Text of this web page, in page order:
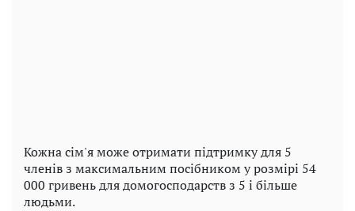
Кожна сім'я може отримати підтримку для 5
членів з максимальним посібником у розмірі 54
000 гривень для домогосподарств з 5 і більше
людьми.